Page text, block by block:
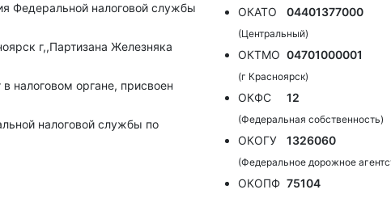
Федеральной налоговой службы
г,,Партизана Железняка
налоговом органе, присвоен
налоговой службы по
ОКАТО
04401377000
(Центральный)
ОКТМО 04701000001
(г Красноярск)
ОКФС 12
(Федеральная собственность)
ОКОГУ 1326060
(Федеральное дорожное
ОКОПФ 75104